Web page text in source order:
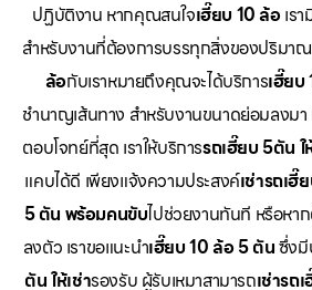
ปฏิบัติงาน หากคุณสนใจเฮี๊ยบ 10 ล้อเรา
สำหรับงานที่ต้องการบรรทุกสิ่งของปริมา
ล้อกับเราหมายถึงคุณจะได้บริการเฮี๊ย
ชำนาญเส้นทาง สำหรับงานขนาดย่อมลงมา
ตอบโจทย์ที่สุด เราให้บริการรถเฮี๊ยบ 5ตัน ใ
แคบได้ดี เพียงแจ้งความประสงค์เช่ารถเฮี๊
5 ตัน พร้อมคนขับไปช่วยงานทันที หรือหา
ลงตัว เราขอแนะนำเฮี๊ยบ 10 ล้อ 5 ตันซึ่งมี
ตัน ให้เช่ารองรับ ผู้รับเหมาสามารถเช่ารถ